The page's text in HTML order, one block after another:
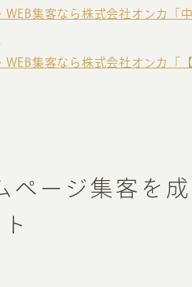
集客なら株式会社オンカ「
集客なら株式会社オンカ「
ページ集客を